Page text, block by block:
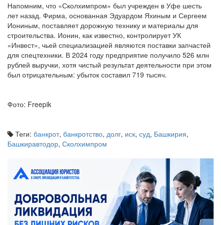
Напомним, что «Сколхимпром» был учрежден в Уфе шесть
лет назад. Фирма, основанная Эдуардом Яхиным и Сергеем
Иониным, поставляет дорожную технику и материалы для
строительства. Ионин, как известно, контролирует УК
«Инвест», чьей специализацией являются поставки запчастей
для спецтехники. В 2024 году предприятие получило 526 млн
рублей выручки, хотя чистый результат деятельности при этом
был отрицательным: убыток составил 719 тысяч.
Фото: Freepik
Теги: банкрот, банкротство, долг, иск, суд, Башкирия,
Башкиравтодор, Сколхимпром